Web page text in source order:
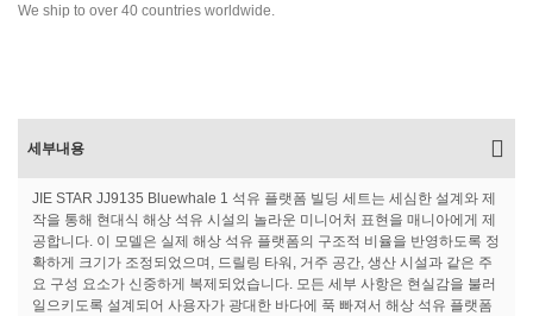
We ship to over 40 countries worldwide.
세부내용
JIE STAR JJ9135 Bluewhale 1 석유 플랫폼 빌딩 세트는 세심한 설계와 제
작을 통해 현대식 해상 석유 시설의 놀라운 미니어처 표현을 매니아에게 제
공합니다. 이 모델은 실제 해상 석유 플랫폼의 구조적 비율을 반영하도록 정
확하게 크기가 조정되었으며, 드릴링 타워, 거주 공간, 생산 시설과 같은 주
요 구성 요소가 신중하게 복제되었습니다. 모든 세부 사항은 현실감을 불러
일으키도록 설계되어 사용자가 광대한 바다에 푹 빠져서 해상 석유 플랫폼